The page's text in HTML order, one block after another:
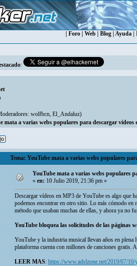
Foro Web Blog Ayuda
:
wolfbcn, El_Andaluz)
mata a varias webs populares para descargar vídeos
Tema: YouTube mata a varias webs populares
YouTube mata a varias webs populares
«en:10 Julio 2019, 21:36 pm »
Descargar vídeos en MP3 de YouTube es algo que
podemos encontrar en otro sitio. Lo más cómodo en
método que usaban muchas de ellas, y ahora ya no
YouTube bloquea las solicitudes de las páginas
YouTube y la industria musical llevan años en
plataforma cuenta con millones de canciones gratis.
LEER MAS:https://www.adslzone.net/2019/07/